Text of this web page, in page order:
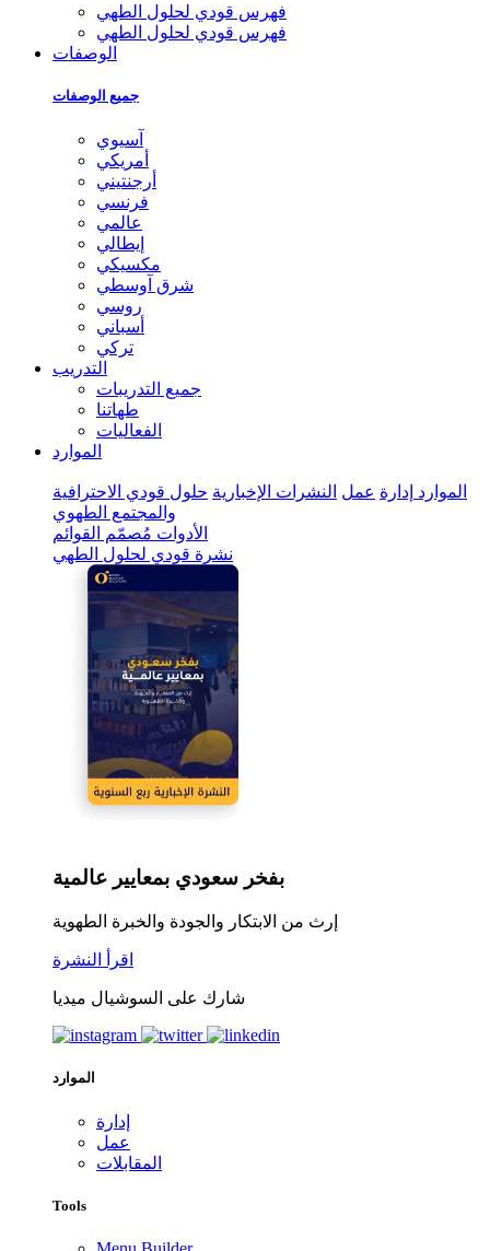
فهرس قودي لحلول الطهي
فهرس قودي لحلول الطهي
الوصفات
جميع الوصفات
آسيوي
أمريكي
أرجنتيني
فرنسي
عالمي
إيطالي
مكسيكي
شرق آوسطي
روسي
أسباني
تركي
التدريب
جميع التدريبات
طهاتنا
الفعاليات
الموارد
الموارد إدارة عمل النشرات الإخبارية حلول قودي الاحترافية
والمجتمع الطهوي
الأدوات مُصمّم القوائم
نشرة قودي لحلول الطهي
بفخر سعودي بمعايير عالمية
إرث من الابتكار والجودة والخبرة الطهوية
اقرأ النشرة
شارك على السوشيال ميديا
الموارد
إدارة
عمل
المقابلات
Tools